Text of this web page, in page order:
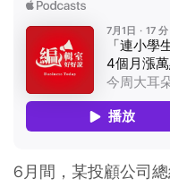
6月間，某投顧公司